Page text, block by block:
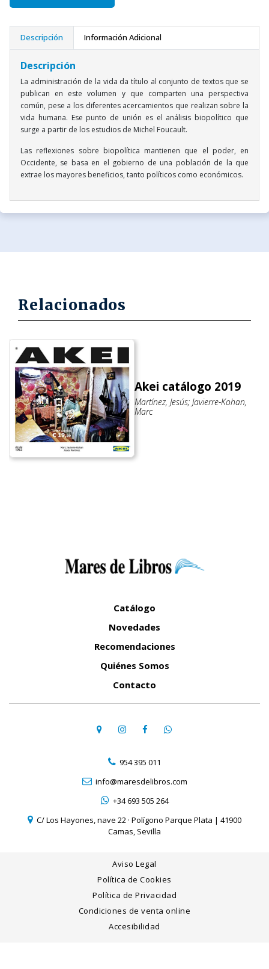
Descripción Información Adicional
Descripción
La administración de la vida da título al conjunto de textos que se
publican en este volumen y que comparten una perspectiva
común, pese a los diferentes acercamientos que realizan sobre la
vida humana. Ese punto de unión es el análisis biopolítico que
surge a partir de los estudios de Michel Foucault.
Las reflexiones sobre biopolítica mantienen que el poder, en
Occidente, se basa en el gobierno de una población de la que
extrae los mayores beneficios, tanto políticos como económicos.
Relacionados
Akei catálogo 2019
Martínez, Jesús; Javierre-Kohan,
Marc
Catálogo
Novedades
Recomendaciones
Quiénes Somos
Contacto
954 395 011
info@maresdelibros.com
+34 693 505 264
C/ Los Hayones, nave 22 · Polígono Parque Plata | 41900
Camas, Sevilla
Aviso Legal
Política de Cookies
Política de Privacidad
Condiciones de venta online
Accesibilidad